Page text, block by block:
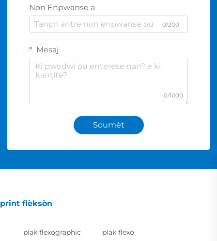
Non Enpwanse a
0/200
Mesaj
0/1000
Soumèt
print flèksòn
plak flexographic plak flexo